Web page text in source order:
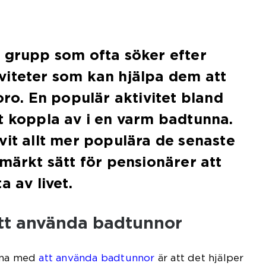
grupp som ofta söker efter
som kan hjälpa dem att
En populär aktivitet bland
av i en varm badtunna.
allt mer populära de senaste
sätt för pensionärer att
av livet.
använda badtunnor
medatt använda badtunnor är att det hjälper